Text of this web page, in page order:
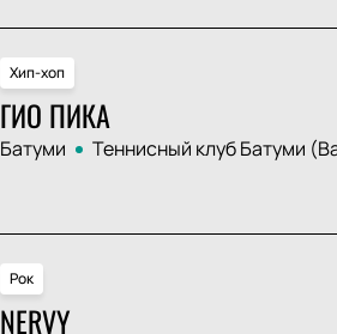
Хип-хоп
ГИО ПИКА
Батуми Теннисный клуб Батуми
Рок
NERVY